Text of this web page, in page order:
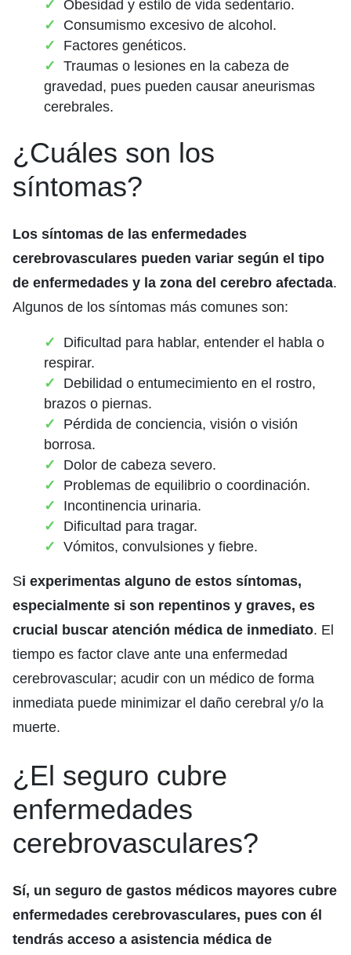
Obesidad y estilo de vida sedentario.
Consumismo excesivo de alcohol.
Factores genéticos.
Traumas o lesiones en la cabeza de
gravedad, pues pueden causar aneurismas
cerebrales.
¿Cuáles son los
síntomas?
Los síntomas de las enfermedades
cerebrovasculares pueden variar según el tipo
de enfermedades y la zona del cerebro afectada.
Algunos de los síntomas más comunes son:
Dificultad para hablar, entender el habla o
respirar.
Debilidad o entumecimiento en el rostro,
brazos o piernas.
Pérdida de conciencia, visión o visión
borrosa.
Dolor de cabeza severo.
Problemas de equilibrio o coordinación.
Incontinencia urinaria.
Dificultad para tragar.
Vómitos, convulsiones y fiebre.
Si experimentas alguno de estos síntomas,
especialmente si son repentinos y graves, es
crucial buscar atención médica de inmediato. El
tiempo es factor clave ante una enfermedad
cerebrovascular; acudir con un médico de forma
inmediata puede minimizar el daño cerebral y/o la
muerte.
¿El seguro cubre
enfermedades
cerebrovasculares?
Sí, un seguro de gastos médicos mayores cubre
enfermedades cerebrovasculares, pues con él
tendrás acceso a asistencia médica de